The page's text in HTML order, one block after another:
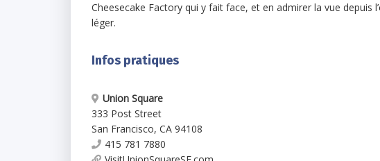
Cheesecake Factory qui y fait face, et en admirer la vue depuis
léger.
Infos pratiques
Union Square
333 Post Street
San Francisco, CA 94108
415 781 7880